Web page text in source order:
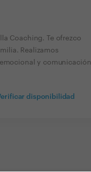
Coaching. Te ofrezco
Realizamos
y comunicación
disponibilidad